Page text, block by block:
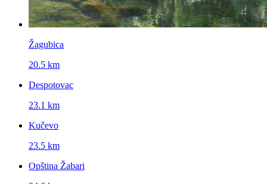
Žagubica
20.5 km
Despotovac
23.1 km
Kučevo
23.5 km
Opština Žabari